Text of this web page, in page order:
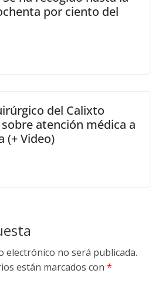
por ciento del
del Calixto
atención médica a
(+ Video)
electrónico no será publicada.
están marcados con *